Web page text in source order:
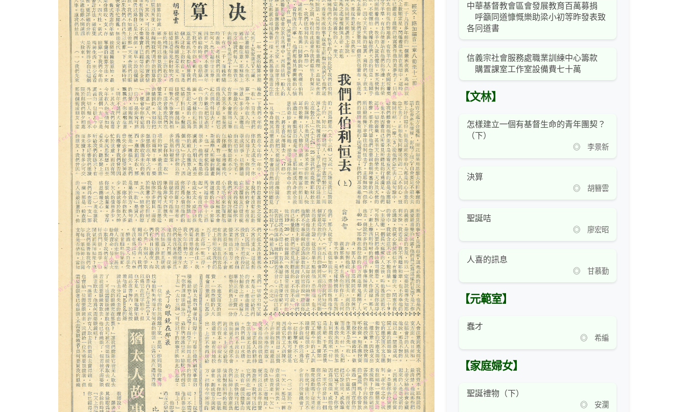
中華基督教會區會發展教育百萬募捐
呼籲同道慷慨樂助梁小初等昨發表致
各冋道書
信義宗社會服務處職業訓練中心籌款
購置課室工作室設備費七十萬
【文林】
怎樣建立一個有基督生命的青年團契？
（下）
◎ 李景新
決算
◎ 胡簪雲
聖誕咭
◎ 廖宏昭
人喜的訊息
◎ 甘慕勤
【元範室】
蠢才
◎ 希編
【家庭婦女】
聖誕禮物（下）
◎ 安瀾